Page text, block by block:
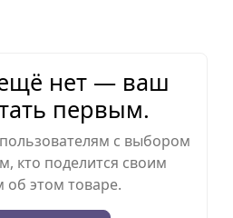
нет — ваш
первым.
с выбором
кто поделится своим
этом товаре.